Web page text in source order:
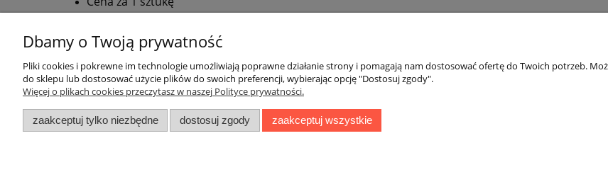
Pomoc
Pytania i odpowiedzi
Moje konto
Ustawienia konta
Płatności i dostawa
Dbamy o Twoją prywatność
Pliki cookies i pokrewne im technologie umożliwiają poprawne działanie strony i pomagają nam dostosować ofertę do Twoich potrzeb.
do sklepu lub dostosować użycie plików do swoich preferencji, wybierając opcję "Dostosuj zgody".
Więcej o plikach cookies przeczytasz w naszej Polityce prywatności.
zaakceptuj tylko niezbędne dostosuj zgody zaakceptuj wszystkie